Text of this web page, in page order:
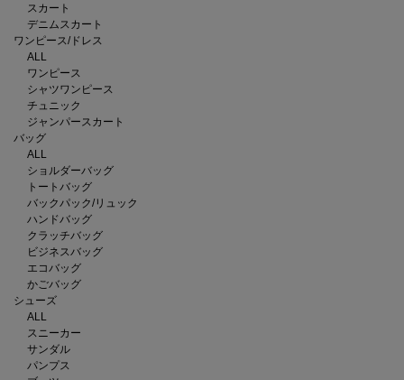
スカート
デニムスカート
ワンピース/ドレス
ALL
ワンピース
シャツワンピース
チュニック
ジャンパースカート
バッグ
ALL
ショルダーバッグ
トートバッグ
バックパック/リュック
ハンドバッグ
クラッチバッグ
ビジネスバッグ
エコバッグ
かごバッグ
シューズ
ALL
スニーカー
サンダル
パンプス